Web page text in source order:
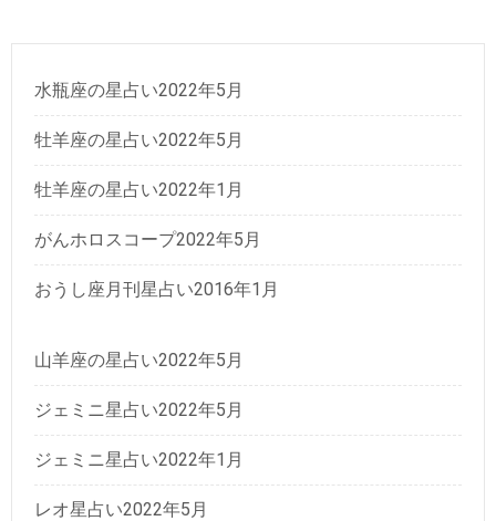
水瓶座の星占い2022年5月
牡羊座の星占い2022年5月
牡羊座の星占い2022年1月
がんホロスコープ2022年5月
おうし座月刊星占い2016年1月
山羊座の星占い2022年5月
ジェミニ星占い2022年5月
ジェミニ星占い2022年1月
レオ星占い2022年5月